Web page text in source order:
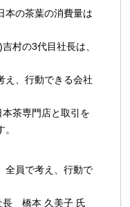
本の茶葉の消費量は
村の3代目社長は、
え、行動できる会社
茶専門店と取引を
員で考え、行動で
橋本 久美子 氏